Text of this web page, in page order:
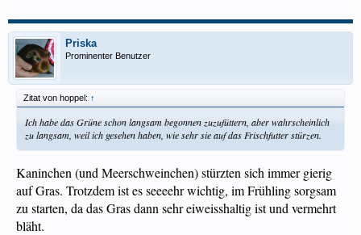
Priska
Prominenter Benutzer
Zitat von hoppel: ↑
Ich habe das Grüne schon langsam begonnen zuzufüttern, aber wahrscheinlich
zu langsam, weil ich gesehen haben, wie sehr sie auf das Frischfutter stürzen.
Kaninchen (und Meerschweinchen) stürzten sich immer gierig
auf Gras. Trotzdem ist es seeeehr wichtig, im Frühling sorgsam
zu starten, da das Gras dann sehr eiweisshaltig ist und vermehrt
bläht.